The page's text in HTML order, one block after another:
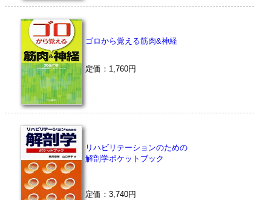
ゴロから覚える筋肉&神経
定価：1,760円
リハビリテーションのための
解剖学ポケットブック
定価：3,740円